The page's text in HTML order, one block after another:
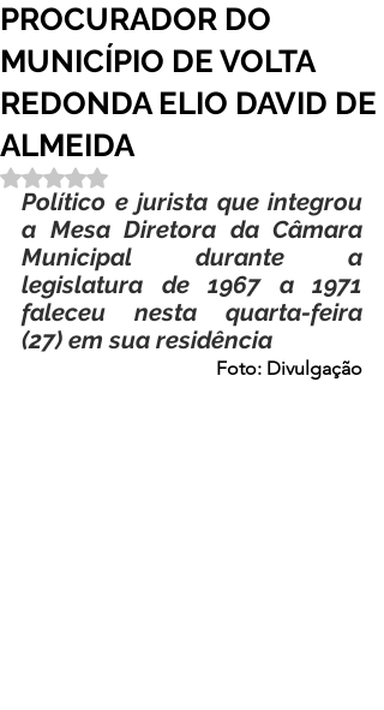
PROCURADOR DO
MUNICÍPIO DE VOLTA
REDONDA ELIO DAVID DE
ALMEIDA
Avaliado com NaN de 5 estrelas.
Político e jurista que integrou
a Mesa Diretora da Câmara
Municipal durante a
legislatura de 1967 a 1971
faleceu nesta quarta-feira
(27) em sua residência
Foto: Divulgação